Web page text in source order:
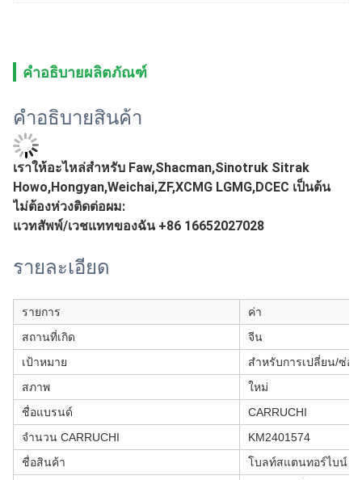
คำอธิบายผลิตภัณฑ์
คําอธิบายสินค้า
เราให้อะไหล่สําหรับ Faw,Shacman,Sinotruk Sitrak
Howo,Hongyan,Weichai,ZF,XCMG LGMG,DCEC เป็นต้น
ไม่ต้องห่วงติดต่อผม:
แวทสัพพ์/เวชแททของฉัน +86 16652027028
รายละเอียด
รายการ
ค่า
สถานที่เกิด
จีน
เป้าหมาย
สําหรับการเปลี่ยน/ซ่อม
สภาพ
ใหม่
ชื่อแบรนด์
CARRUCHI
จํานวน CARRUCHI
KM2401574
ชื่อสินค้า
โบลท์สแตนทอร์ไบน์